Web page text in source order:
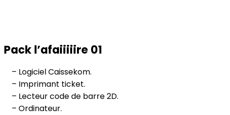
Pack l’afaiiiiire 01
– Logiciel Caissekom.
– Imprimant ticket.
– Lecteur code de barre 2D.
– Ordinateur.